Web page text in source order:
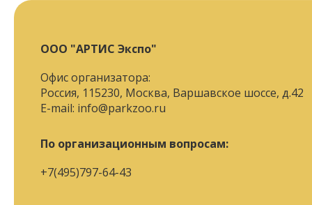
ООО "АРТИС Экспо"
Офис организатора:
Россия, 115230, Москва, Варшавское шоссе, д.42
E-mail: info@parkzoo.ru
По организационным вопросам:
+7(495)797-64-43